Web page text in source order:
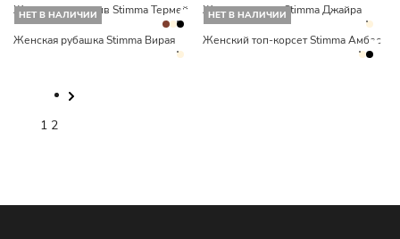
Женский лонгслив Stimma Термей Женский жакет Stimma Джайра
НЕТ В НАЛИЧИИ
Женская рубашка Stimma Вирая
НЕТ В НАЛИЧИИ
Женский топ-корсет Stimma Амбес
1 2